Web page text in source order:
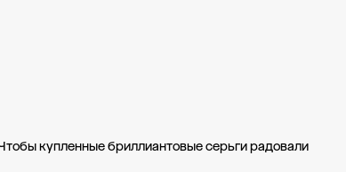
купленные бриллиантовые серьги радовали